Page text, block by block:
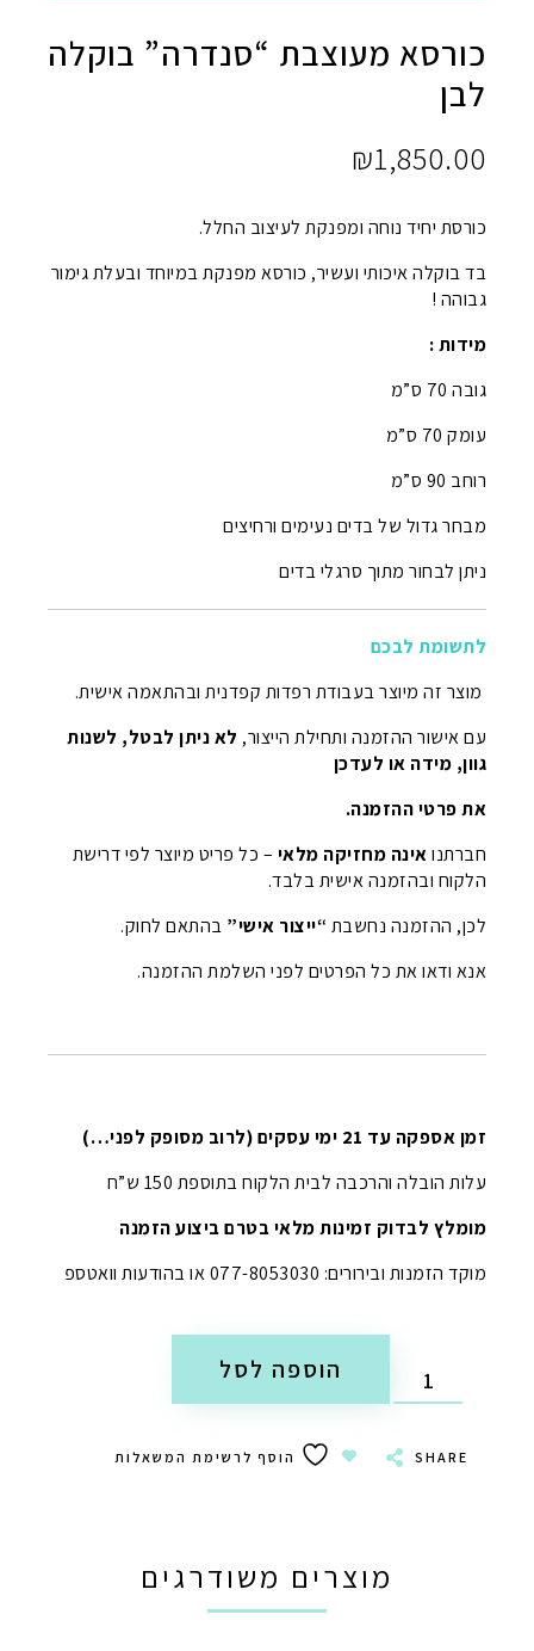
כורסא מעוצבת “סנדרה” בוקלה
לבן
₪1,850.00
כורסת יחיד נוחה ומפנקת לעיצוב החלל.
בד בוקלה איכותי ועשיר, כורסא מפנקת במיוחד ובעלת גימור
גבוהה !
מידות :
גובה 70 ס”מ
עומק 70 ס”מ
רוחב 90 ס”מ
מבחר גדול של בדים נעימים ורחיצים
ניתן לבחור מתוך סרגלי בדים
לתשומת לבכם
מוצר זה מיוצר בעבודת רפדות קפדנית ובהתאמה אישית.
עם אישור ההזמנה ותחילת הייצור, לא ניתן לבטל, לשנות
גוון, מידה או לעדכן
את פרטי ההזמנה.
חברתנואינה מחזיקה מלאי – כל פריט מיוצר לפי דרישת
הלקוח ובהזמנה אישית בלבד.
לכן, ההזמנה נחשבת “ייצור אישי” בהתאם לחוק.
אנא ודאו את כל הפרטים לפני השלמת ההזמנה.
זמן אספקה עד 21 ימי עסקים (לרוב מסופק לפני…)
עלות הובלה והרכבה לבית הלקוח בתוספת 150 ש”ח
מומלץ לבדוק זמינות מלאי בטרם ביצוע הזמנה
מוקד הזמנות ובירורים: 077-8053030 או בהודעות וואטספ
הוספה לסל
SHARE הוסף לרשימת המשאלות
מוצרים משודרגים